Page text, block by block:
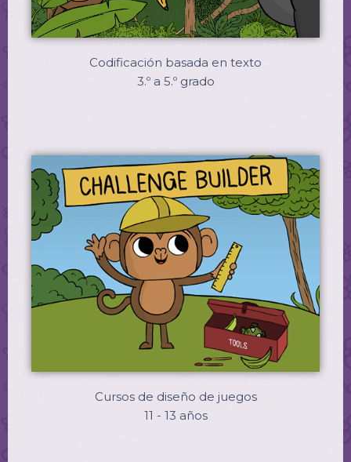
Codificación basada en texto
3.º a 5.º grado
Cursos de diseño de juegos
11 - 13 años